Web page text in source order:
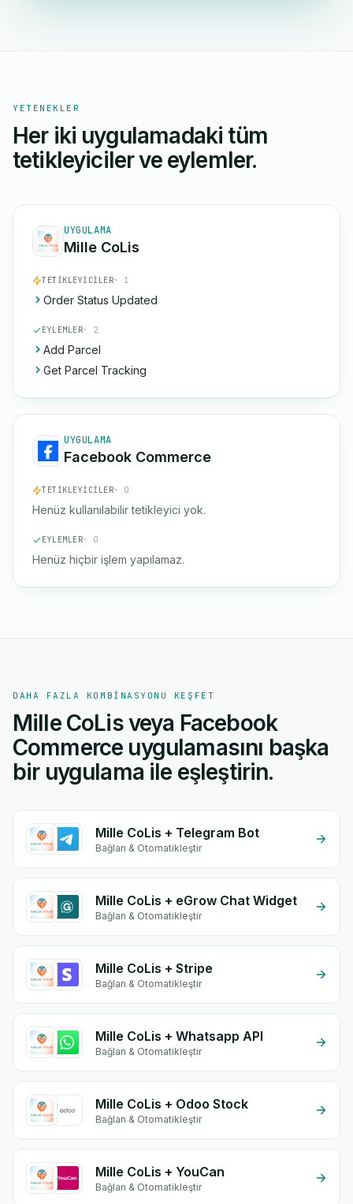
YETENEKLER
Her iki uygulamadaki tüm
tetikleyiciler ve eylemler.
UYGULAMA
Mille CoLis
TETIKLEYICILER· 1
Order Status Updated
EYLEMLER· 2
Add Parcel
Get Parcel Tracking
UYGULAMA
Facebook Commerce
TETIKLEYICILER· 0
Henüz kullanılabilir tetikleyici yok.
EYLEMLER· 0
Henüz hiçbir işlem yapılamaz.
DAHA FAZLA KOMBINASYONU KEŞFET
Mille CoLis veya Facebook
Commerce uygulamasını başka
bir uygulama ile eşleştirin.
Mille CoLis + Telegram Bot
Bağlan & Otomatikleştir
Mille CoLis + eGrow Chat Widget
Bağlan & Otomatikleştir
Mille CoLis + Stripe
Bağlan & Otomatikleştir
Mille CoLis + Whatsapp API
Bağlan & Otomatikleştir
Mille CoLis + Odoo Stock
Bağlan & Otomatikleştir
Mille CoLis + YouCan
Bağlan & Otomatikleştir